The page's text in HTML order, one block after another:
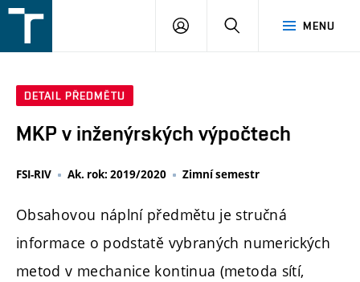
v
MENU
PŘIHLÁŠENÍ
DETAIL PŘEDMĚTU
MKP v inženýrských výpočtech
FSI-RIV Ak. rok: 2019/2020 Zimní semestr
Obsahovou náplní předmětu je stručná
informace o podstatě vybraných numerických
metod v mechanice kontinua (metoda sítí,